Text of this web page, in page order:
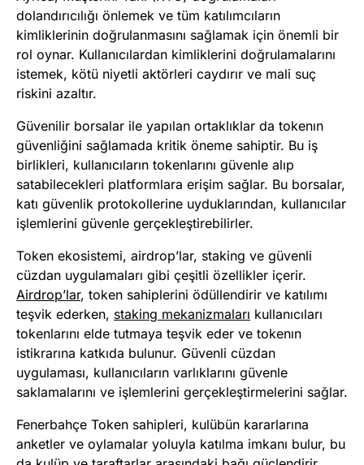
dolandırıcılığı önlemek ve tüm katılımcıların
kimliklerinin doğrulanmasını sağlamak için önemli bir
rol oynar. Kullanıcılardan kimliklerini doğrulamalarını
istemek, kötü niyetli aktörleri caydırır ve mali suç
riskini azaltır​​.
Güvenilir borsalar ile yapılan ortaklıklar da tokenın
güvenliğini sağlamada kritik öneme sahiptir. Bu iş
birlikleri, kullanıcıların tokenlarını güvenle alıp
satabilecekleri platformlara erişim sağlar. Bu borsalar,
katı güvenlik protokollerine uyduklarından, kullanıcılar
işlemlerini güvenle gerçekleştirebilirler​​.
Token ekosistemi, airdrop’lar, staking ve güvenli
cüzdan uygulamaları gibi çeşitli özellikler içerir.
Airdrop’lar, token sahiplerini ödüllendirir ve katılımı
teşvik ederken, staking mekanizmaları kullanıcıları
tokenlarını elde tutmaya teşvik eder ve tokenın
istikrarına katkıda bulunur. Güvenli cüzdan
uygulaması, kullanıcıların varlıklarını güvenle
saklamalarını ve işlemlerini gerçekleştirmelerini sağlar​​.
Fenerbahçe Token sahipleri, kulübün kararlarına
anketler ve oylamalar yoluyla katılma imkanı bulur, bu